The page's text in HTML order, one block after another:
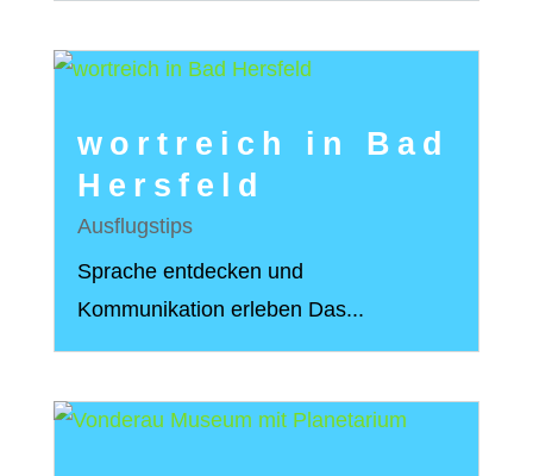
wortreich in Bad
Hersfeld
Ausflugstips
Sprache entdecken und
Kommunikation erleben Das...